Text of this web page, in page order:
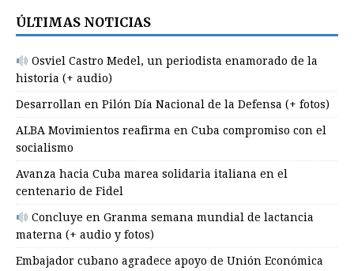
ÚLTIMAS NOTICIAS
Osviel Castro Medel, un periodista enamorado de la
historia (+ audio)
Desarrollan en Pilón Día Nacional de la Defensa (+ fotos)
ALBA Movimientos reafirma en Cuba compromiso con el
socialismo
Avanza hacia Cuba marea solidaria italiana en el
centenario de Fidel
Concluye en Granma semana mundial de lactancia
materna (+ audio y fotos)
Embajador cubano agradece apoyo de Unión Económica